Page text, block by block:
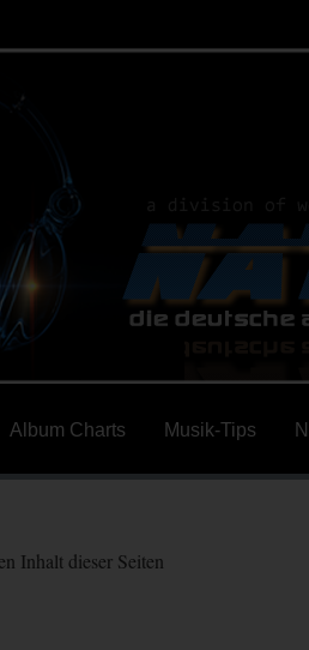
Album Charts Musik-Tips
Inhalt dieser Seiten